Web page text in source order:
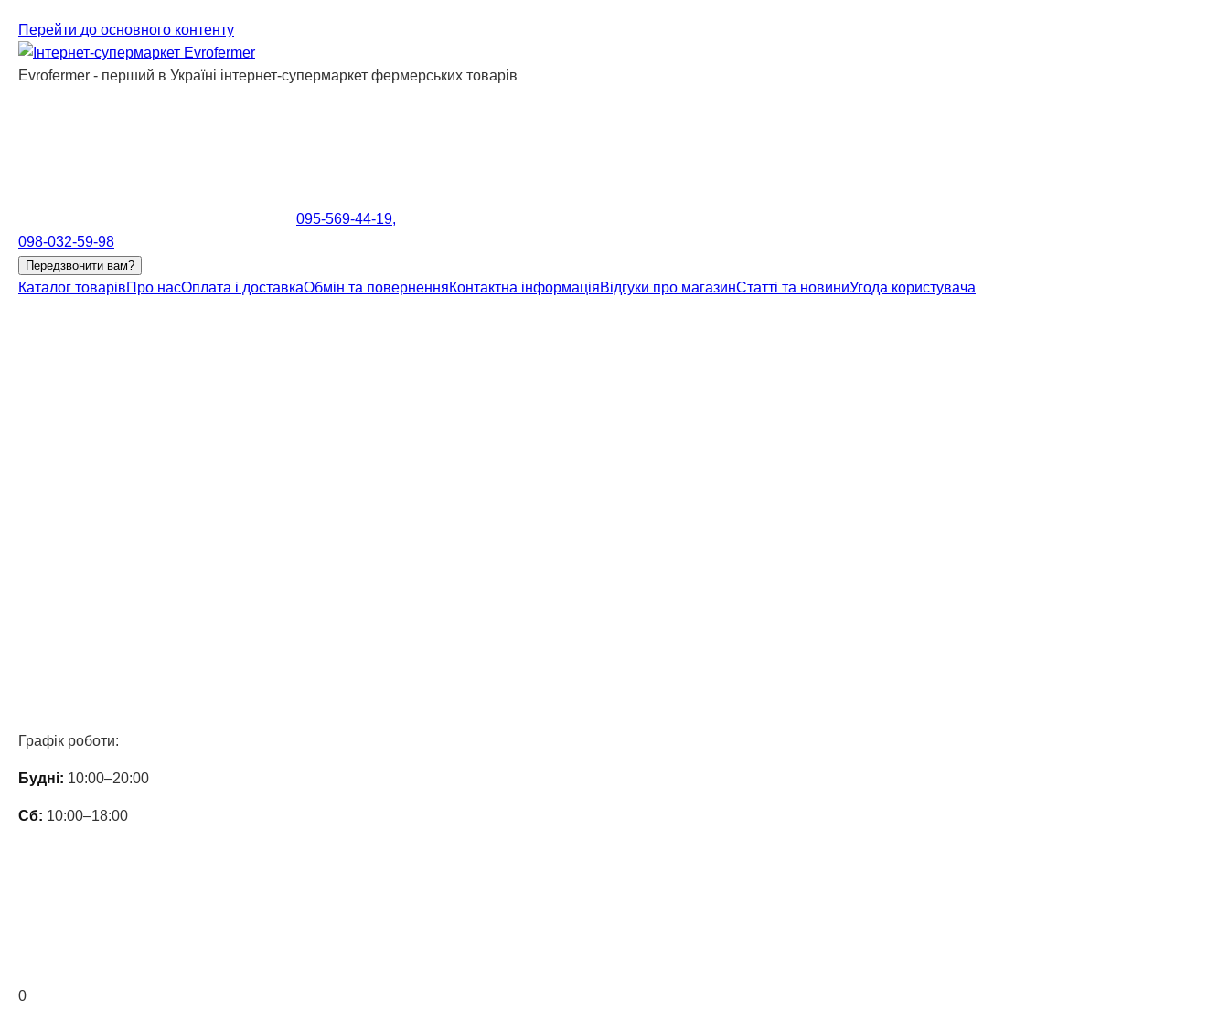
Перейти до основного контенту
Evrofermer - перший в Україні інтернет-супермаркет фермерських товарів
095-569-44-19,
098-032-59-98
Передзвонити вам?
Каталог товарівПро насОплата і доставкаОбмін та поверненняКонтактна інформаціяВідгуки про магазинСтатті та новиниУгода користувача
Графік роботи:
Будні: 10:00–20:00
Сб: 10:00–18:00
0